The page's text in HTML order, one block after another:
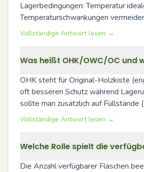
Lagerbedingungen: Temperatur
Temperaturschwankungen
Vollständige Antwort lesen →
Was heißt OHK/OWC/OC
OHK steht für Original-Holzkiste
oft besseren Schutz während
sollte man zusätzlich auf
Vollständige Antwort lesen →
Welche Rolle spielt die
Die Anzahl verfügbarer Flaschen